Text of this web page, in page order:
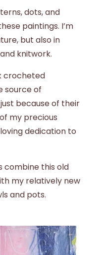
dots, and
paintings. I’m
but also in
knitwork.
crocheted
source of
because of their
my precious
dedication to
combine this old
my relatively new
and pots.